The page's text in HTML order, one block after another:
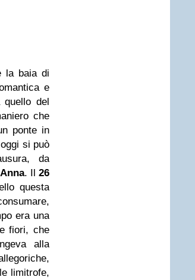
la baia di
e
del
che
ponte in
si può
da
. Il26
questa
era una
fiori, che
alla
limitrofe,